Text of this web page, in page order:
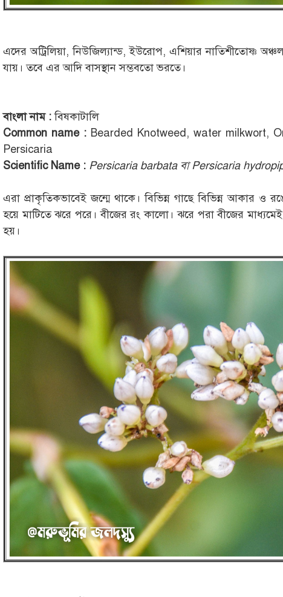
এদের অট্রিলিয়া, নিউজিল্যান্ড, ইউরোপ, এশিয়ার নাতিশীতোষ্ণ
যায়। তবে এর আদি বাসস্থান সম্ভবতো ভরতে।
বাংলা নাম :বিষকাটালি
Common name : Bearded Knotweed, water milkwort,
Persicaria
Scientific Name : Persicaria barbata বা Persicaria
এরা প্রাকৃতিকভাবেই জন্মে থাকে। বিভিন্ন গাছে বিভিন্ন আকার ও
হয়ে মাটিতে ঝরে পরে। বীজের রং কালো। ঝরে পরা বীজের
হয়।